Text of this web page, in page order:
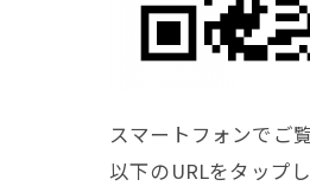
スマートフォンでご
以下のURLをタップ